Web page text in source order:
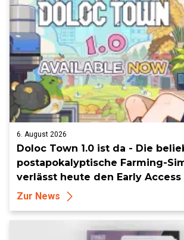
6. August 2026
Doloc Town 1.0 ist da - Die
postapokalyptische Farming-
verlässt heute den Early Access
Zur News